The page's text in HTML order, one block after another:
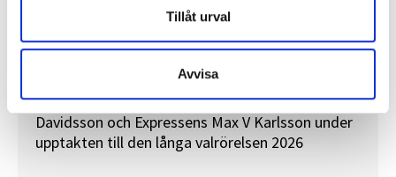
Tillåt urval
Avvisa
”Valåret känns som att sprinta ett
centrala arbetsredskap för politikreportrar.
Journalisten tog rygg på TT Nyhetsbyråns Maria
Davidsson och Expressens Max V Karlsson under
upptakten till den långa valrörelsen 2026